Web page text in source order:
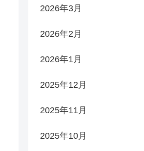
2026年3月
2026年2月
2026年1月
2025年12月
2025年11月
2025年10月